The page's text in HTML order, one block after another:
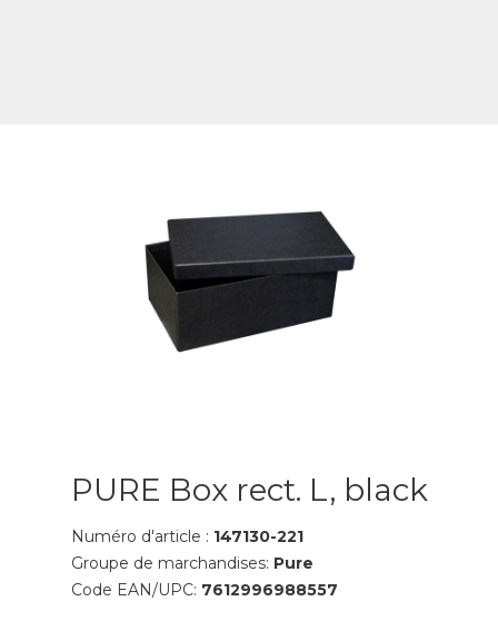
PURE Box rect. L, black
Numéro d'article : 147130-221
Groupe de marchandises: Pure
Code EAN/UPC: 7612996988557